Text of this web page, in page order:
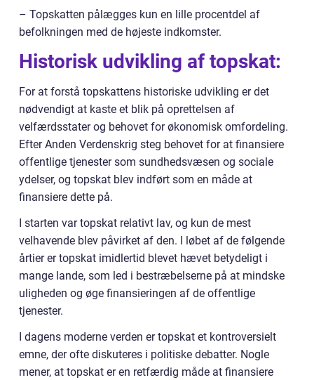
– Topskatten pålægges kun en lille procentdel af
befolkningen med de højeste indkomster.
Historisk udvikling af topskat:
For at forstå topskattens historiske udvikling er det
nødvendigt at kaste et blik på oprettelsen af
velfærdsstater og behovet for økonomisk omfordeling.
Efter Anden Verdenskrig steg behovet for at finansiere
offentlige tjenester som sundhedsvæsen og sociale
ydelser, og topskat blev indført som en måde at
finansiere dette på.
I starten var topskat relativt lav, og kun de mest
velhavende blev påvirket af den. I løbet af de følgende
årtier er topskat imidlertid blevet hævet betydeligt i
mange lande, som led i bestræbelserne på at mindske
uligheden og øge finansieringen af de offentlige
tjenester.
I dagens moderne verden er topskat et kontroversielt
emne, der ofte diskuteres i politiske debatter. Nogle
mener, at topskat er en retfærdig måde at finansiere